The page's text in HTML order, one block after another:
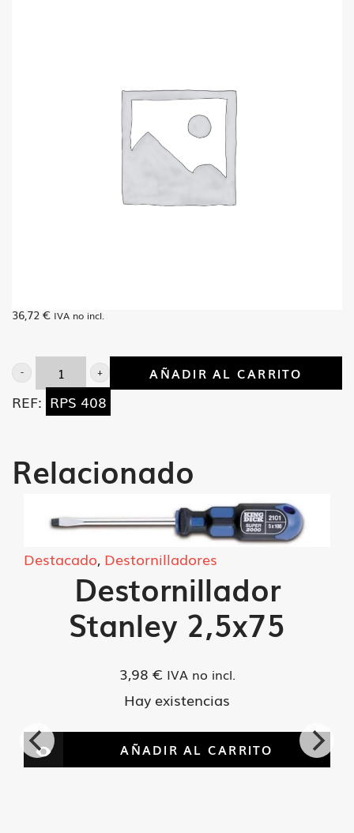
36,72 € IVA no incl.
Llave
de
cantidad
AÑADIR AL CARRITO
REF: RPS 408
Relacionado
Destacado, Destornilladores
Destornillador
Stanley 2,5x75
3,98 € IVA no incl.
Hay existencias
AÑADIR AL CARRITO